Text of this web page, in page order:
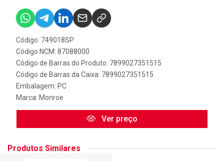
Código: 749018SP
Código NCM: 87088000
Código de Barras do Produto: 7899027351515
Código de Barras da Caixa: 7899027351515
Embalagem: PC
Marca: Monroe
Ver preço
Produtos Similares